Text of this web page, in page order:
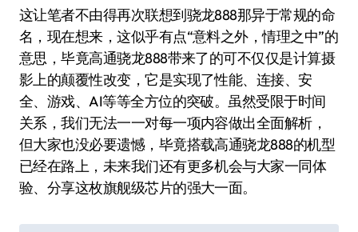
这让笔者不由得再次联想到骁龙888那异于常规的命
名，现在想来，这似乎有点“意料之外，情理之中”的
意思，毕竟高通骁龙888带来了的可不仅仅是计算摄
影上的颠覆性改变，它是实现了性能、连接、安
全、游戏、AI等等全方位的突破。虽然受限于时间
关系，我们无法一一对每一项内容做出全面解析，
但大家也没必要遗憾，毕竟搭载高通骁龙888的机型
已经在路上，未来我们还有更多机会与大家一同体
验、分享这枚旗舰级芯片的强大一面。